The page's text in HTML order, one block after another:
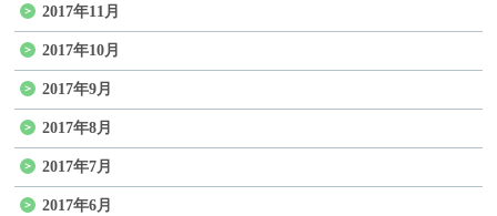
2017年11月
2017年10月
2017年9月
2017年8月
2017年7月
2017年6月